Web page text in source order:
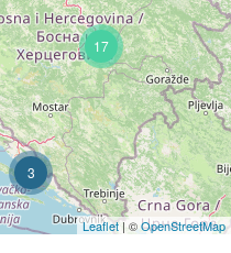
3
17
Leaflet| ©OpenStreetMap